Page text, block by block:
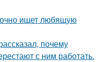
ищет любящую
почему
с ним работать.